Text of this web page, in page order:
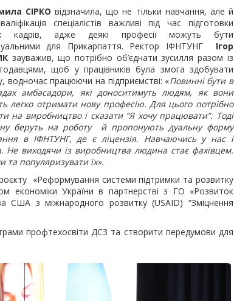
СІРКО відзначила, що не тільки навчання, але й
спеціалістів важливі під час підготовки
кадрів, адже деякі професії можуть бути
для Прикарпаття. Ректор ІФНТУНГ Ігор
зауважив, що потрібно об’єднати зусилля разом із
щоб у працівників була змога здобувати
водночас працюючи на підприємстві: «Повинні бути в
амбасадори, які доноситимуть людям, як вони
легко отримати нову професію. Для цього потрібно
на виробництво і сказати “Я хочу працювати”. Тоді
беруть на роботу й пропонують дуальну форму
в ІФНТУНГ, де є ліцензія. Навчаючись у нас і
виходячи із виробництва людина стає фахівцем.
та популяризувати їх».
«Реформування системи підтримки та розвитку
економіки України в партнерстві з ГО «Розвиток
США з міжнародного розвитку (USAID) “Зміцнення
профтехосвіти ДСЗ та створити передумови для